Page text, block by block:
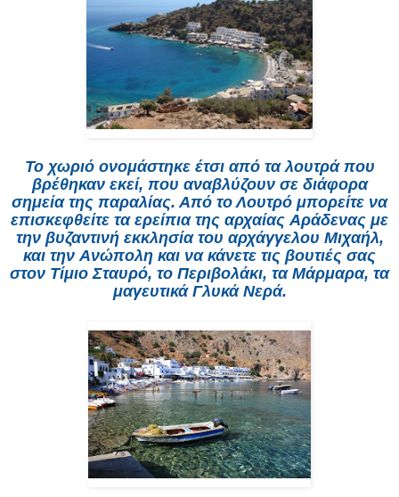
Το χωριό ονομάστηκε έτσι από τα λουτρά που
βρέθηκαν εκεί, που αναβλύζουν σε διάφορα
σημεία της παραλίας. Από το Λουτρό μπορείτε να
επισκεφθείτε τα ερείπια της αρχαίας Aράδενας με
την βυζαντινή εκκλησία του αρχάγγελου Μιχαήλ,
και την Aνώπολη και να κάνετε τις βουτιές σας
στον Τίμιο Σταυρό, το Περιβολάκι, τα Μάρμαρα, τα
μαγευτικά Γλυκά Νερά.